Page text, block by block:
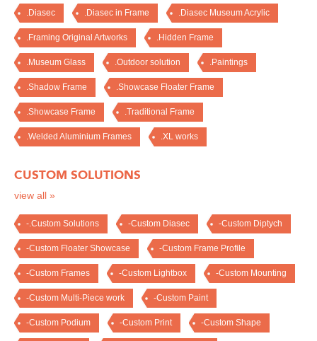
.Diasec .Diasec in Frame .Diasec Museum Acrylic
.Framing Original Artworks .Hidden Frame
.Museum Glass .Outdoor solution .Paintings
.Shadow Frame .Showcase Floater Frame
.Showcase Frame .Traditional Frame
.Welded Aluminium Frames .XL works
CUSTOM SOLUTIONS
view all »
-.Custom Solutions -Custom Diasec -Custom Diptych
-Custom Floater Showcase -Custom Frame Profile
-Custom Frames -Custom Lightbox -Custom Mounting
-Custom Multi-Piece work -Custom Paint
-Custom Podium -Custom Print -Custom Shape